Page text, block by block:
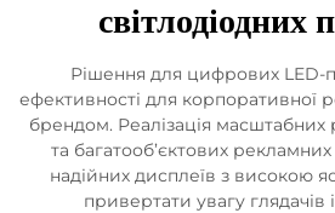
світлодіодних
Рішення для цифрових LED-
ефективності для корпоративної
брендом. Реалізація масштабних
та багатооб’єктових рекламних
надійних дисплеїв з високою
привертати увагу глядачів